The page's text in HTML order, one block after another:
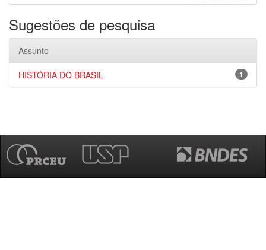
Sugestões de pesquisa
Assunto
1
HISTÓRIA DO BRASIL